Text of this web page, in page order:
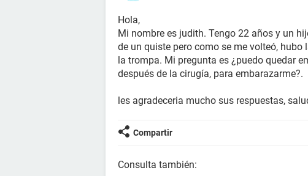
Hola,
Mi nombre es judith. Tengo 22 años y un
de un quiste pero como se me volteó,
la trompa. Mi pregunta es ¿puedo quedar
después de la cirugía, para embarazarme?.
les agradeceria mucho sus respuestas,
Compartir
Consulta también: